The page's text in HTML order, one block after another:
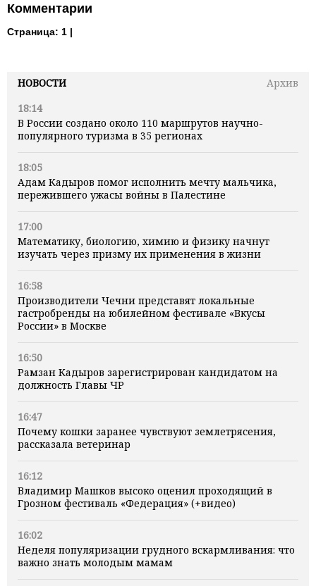
НОВОСТИ
Архив
18:14
В России создано около 110 маршрутов научно-
популярного туризма в 35 регионах
18:05
Адам Кадыров помог исполнить мечту мальчика,
пережившего ужасы войны в Палестине
17:00
Математику, биологию, химию и физику начнут
изучать через призму их применения в жизни
16:58
Производители Чечни представят локальные
гастробренды на юбилейном фестивале «Вкусы
России» в Москве
16:50
Рамзан Кадыров зарегистрирован кандидатом на
должность Главы ЧР
16:47
Почему кошки заранее чувствуют землетрясения,
рассказала ветеринар
16:12
Владимир Машков высоко оценил проходящий в
Грозном фестиваль «Федерация» (+видео)
16:02
Неделя популяризации грудного вскармливания: что
важно знать молодым мамам
Комментарии
Страница: 1 |